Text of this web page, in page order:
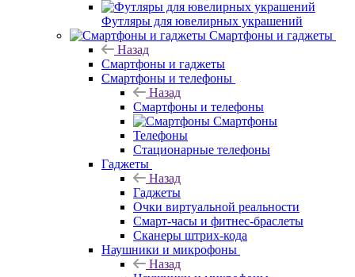
Футляры для ювелирных украшений
Смартфоны и гаджеты
Назад
Смартфоны и гаджеты
Смартфоны и телефоны
Назад
Смартфоны и телефоны
Смартфоны
Телефоны
Стационарные телефоны
Гаджеты
Назад
Гаджеты
Очки виртуальной реальности
Смарт-часы и фитнес-браслеты
Сканеры штрих-кода
Наушники и микрофоны
Назад